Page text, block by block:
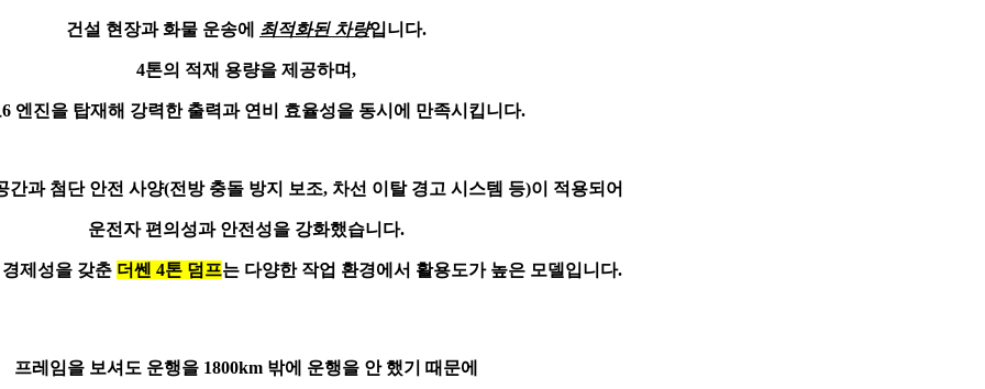
건설 현장과 화물 운송에 최적화된 차량입니다.
4톤의 적재 용량을 제공하며,
엔진을 탑재해 강력한 출력과 연비 효율성을 동시에 만족시킵니다.
간과 첨단 안전 사양(전방 충돌 방지 보조, 차선 이탈 경고 시스템 등)이 적용되어
운전자 편의성과 안전성을 강화했습니다.
제성을 갖춘 더쎈 4톤 덤프는 다양한 작업 환경에서 활용도가 높은 모델입니다.
프레임을 보셔도 운행을 1800km 밖에 운행을 안 했기 때문에